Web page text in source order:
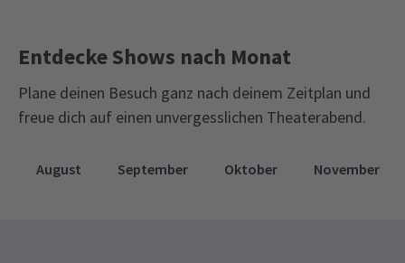
Entdecke Shows nach Monat
Plane deinen Besuch ganz nach deinem Zeitplan und
freue dich auf einen unvergesslichen Theaterabend.
August September Oktober November